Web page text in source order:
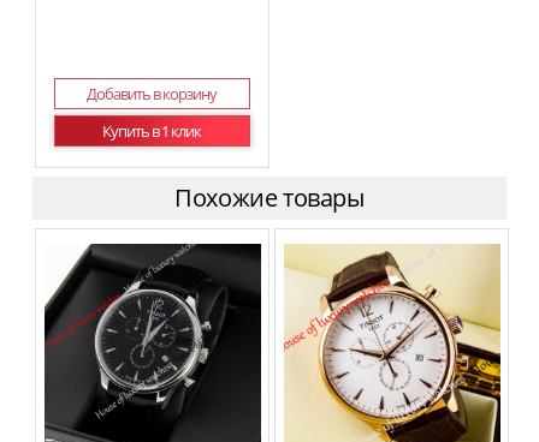
Добавить в корзину
Купить в 1 клик
Похожие товары